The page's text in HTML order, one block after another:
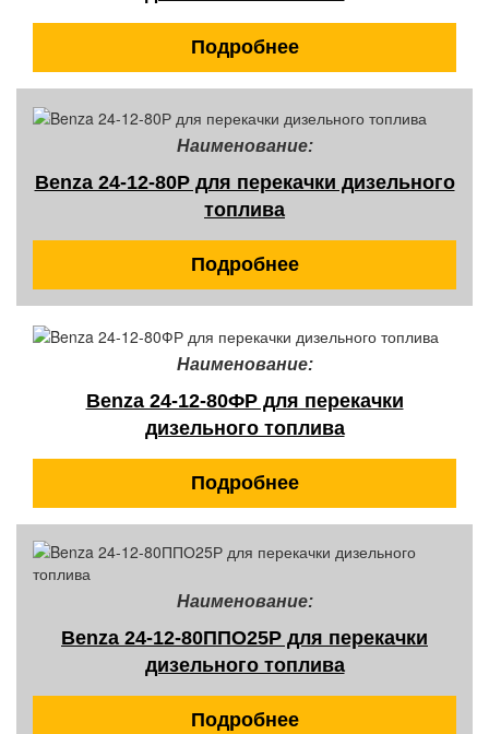
Подробнее
Наименование:
Benza 24-12-80Р для перекачки дизельного
топлива
Подробнее
Наименование:
Benza 24-12-80ФР для перекачки
дизельного топлива
Подробнее
Наименование:
Benza 24-12-80ППО25Р для перекачки
дизельного топлива
Подробнее